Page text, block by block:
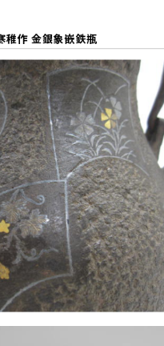
稚作 金銀象嵌鉄瓶